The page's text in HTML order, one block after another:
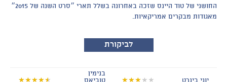
החושני של טוד היינס שזכה באחרונה בשלל תארי ״סרט השנה של 2015״
מאגודות מבקרים אמריקאיות.
לביקורת
בנימין